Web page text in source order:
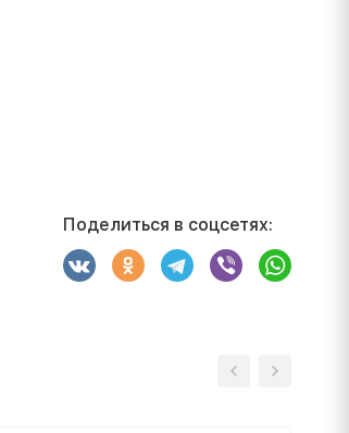
Поделиться в соцсетях: